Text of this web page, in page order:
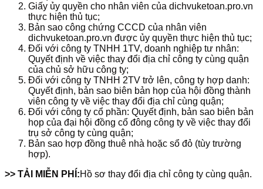
Giấy ủy quyền cho nhân viên của dichvuketoan.pro.vn
thực hiện thủ tục;
Bản sao công chứng CCCD của nhân viên
dichvuketoan.pro.vn được ủy quyền thực hiện thủ tục;
Đối với công ty TNHH 1TV, doanh nghiệp tư nhân:
Quyết định về việc thay đổi địa chỉ công ty cùng quận
của chủ sở hữu công ty;
Đối với công ty TNHH 2TV trở lên, công ty hợp danh:
Quyết định, bản sao biên bản họp của hội đồng thành
viên công ty về việc thay đổi địa chỉ cùng quận;
Đối với công ty cổ phần: Quyết định, bản sao biên bản
họp của đại hội đồng cổ đông công ty về việc thay đổi
trụ sở công ty cùng quận;
Bản sao hợp đồng thuê nhà hoặc sổ đỏ (tùy trường
hợp).
>> TẢI MIỄN PHÍ:Hồ sơ thay đổi địa chỉ công ty cùng quận.